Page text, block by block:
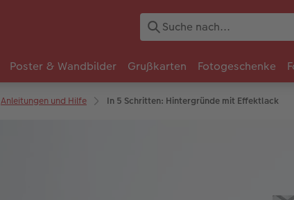
Poster & Wandbilder Grußkarten Fotogeschenke
Anleitungen und Hilfe In 5 Schritten: Hintergründe mit Effektlack